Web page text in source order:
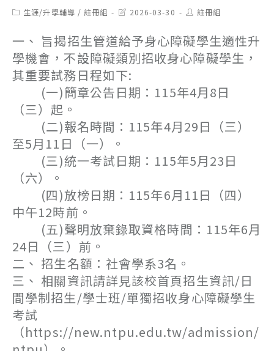
Post生涯/升學輔導 / 註冊組
Post2026-03-30
Post註冊組
一、 旨揭招生管道給予身心障礙學生適性升
學機會，不設障礙類別招收身心障礙學生，
其重要試務日程如下:
(一)簡章公告日期：115年4月8日
（三）起。
(二)報名時間：115年4月29日（三）
至5月11日（一）。
(三)統一考試日期：115年5月23日
（六）。
(四)放榜日期：115年6月11日（四）
中午12時前。
(五)聲明放棄錄取資格時間：115年6月
24日（三）前。
二、 招生名額：社會學系3名。
三、 相關資訊請詳見該校首頁招生資訊/日
間學制招生/學士班/單獨招收身心障礙學生
考試
（https://new.ntpu.edu.tw/admission/